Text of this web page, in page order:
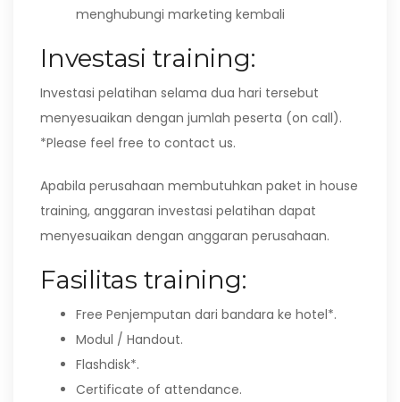
menghubungi marketing kembali
Investasi training:
Investasi pelatihan selama dua hari tersebut
menyesuaikan dengan jumlah peserta (on call).
*Please feel free to contact us.
Apabila perusahaan membutuhkan paket in house
training, anggaran investasi pelatihan dapat
menyesuaikan dengan anggaran perusahaan.
Fasilitas training:
Free Penjemputan dari bandara ke hotel*.
Modul / Handout.
Flashdisk*.
Certificate of attendance.